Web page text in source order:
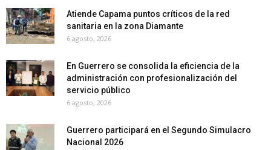
Atiende Capama puntos críticos de la red
sanitaria en la zona Diamante
6 agosto, 2026
En Guerrero se consolida la eficiencia de la
administración con profesionalización del
servicio público
6 agosto, 2026
Guerrero participará en el Segundo Simulacro
Nacional 2026